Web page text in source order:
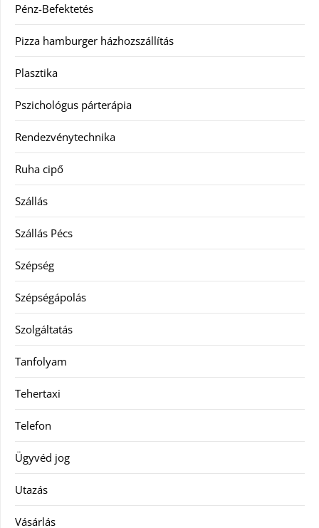
Pénz-Befektetés
Pizza hamburger házhozszállítás
Plasztika
Pszichológus párterápia
Rendezvénytechnika
Ruha cipő
Szállás
Szállás Pécs
Szépség
Szépségápolás
Szolgáltatás
Tanfolyam
Tehertaxi
Telefon
Ügyvéd jog
Utazás
Vásárlás